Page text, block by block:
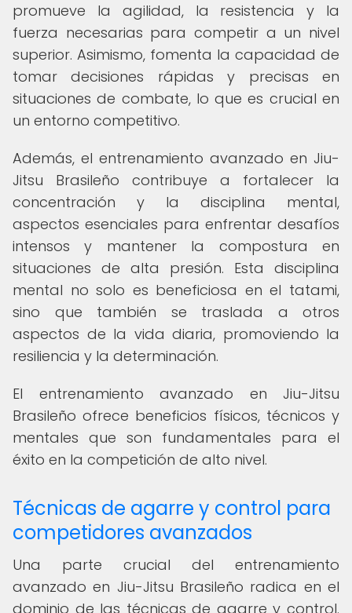
promueve la agilidad, la resistencia y la
fuerza necesarias para competir a un nivel
superior. Asimismo, fomenta la capacidad de
tomar decisiones rápidas y precisas en
situaciones de combate, lo que es crucial en
un entorno competitivo.
Además, el entrenamiento avanzado en Jiu-
Jitsu Brasileño contribuye a fortalecer la
concentración y la disciplina mental,
aspectos esenciales para enfrentar desafíos
intensos y mantener la compostura en
situaciones de alta presión. Esta disciplina
mental no solo es beneficiosa en el tatami,
sino que también se traslada a otros
aspectos de la vida diaria, promoviendo la
resiliencia y la determinación.
El entrenamiento avanzado en Jiu-Jitsu
Brasileño ofrece beneficios físicos, técnicos y
mentales que son fundamentales para el
éxito en la competición de alto nivel.
Técnicas de agarre y control para
competidores avanzados
Una parte crucial del entrenamiento
avanzado en Jiu-Jitsu Brasileño radica en el
dominio de las técnicas de agarre y control.